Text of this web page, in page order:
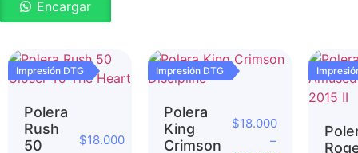
Encargar
Impresión DTG
Polera
Rush
50
$18.000
Impresión DTG
Polera
King
Crimson
$18.000
–